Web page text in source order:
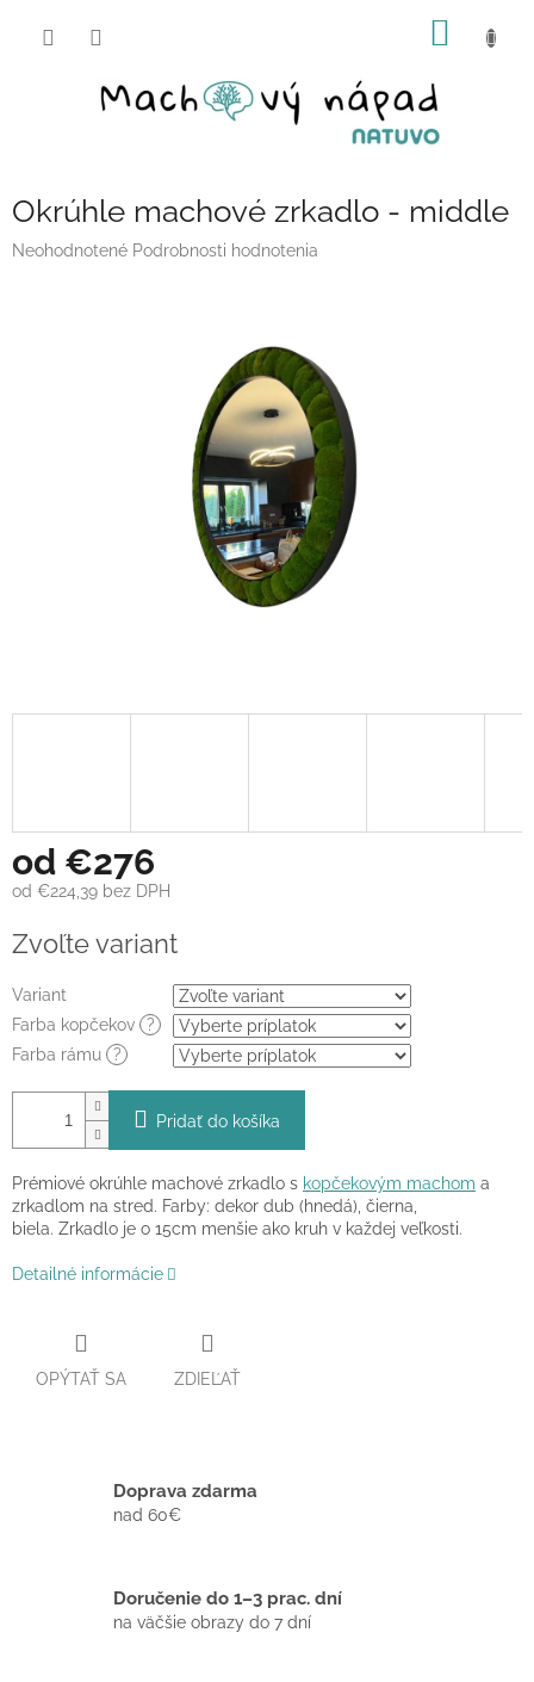
Okrúhle machové zrkadlo - middle
Priemerné
Neohodnotené Podrobnosti hodnotenia
od €276
od €224,39 bez DPH
cena:
Zvoľte variant
Variant
Farba kopčekov
?
Farba rámu
?
Pridať do košíka
Prémiové okrúhle machové zrkadlo s kopčekovým machom a
zrkadlom na stred. Farby: dekor dub (hnedá), čierna,
biela. Zrkadlo je o 15cm menšie ako kruh v každej veľkosti.
Detailné informácie
OPÝTAŤ SA ZDIEĽAŤ
Doprava zdarma
nad 60€
Doručenie do 1–3 prac. dní
na väčšie obrazy do 7 dní